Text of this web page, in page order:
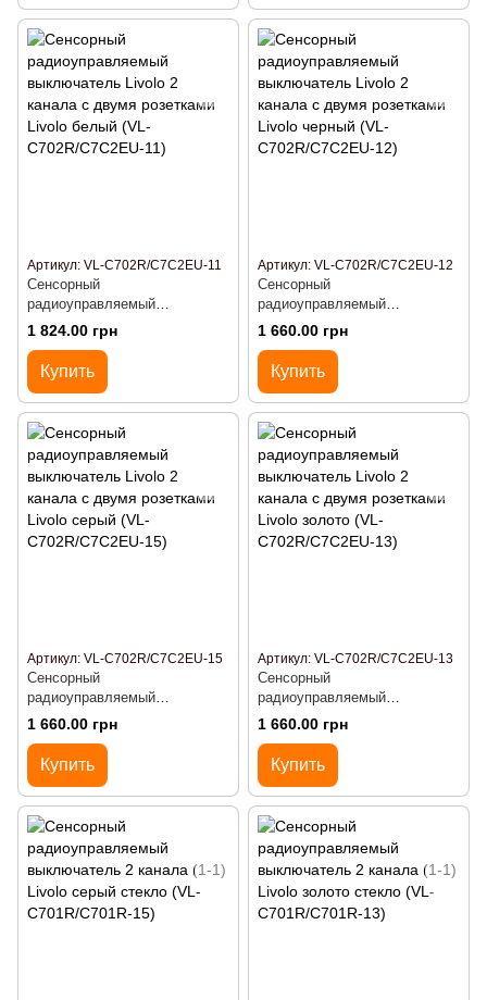
Артикул: VL-C702R/C7C2EU-11
Сенсорный
радиоуправляемый
выключатель Livolo 2 канала
с двумя розетками Livolo
белый (VL-C702R/C7C2EU-11)
1 824.00 грн
Купить
Артикул: VL-C702R/C7C2EU-12
Сенсорный
радиоуправляемый
выключатель Livolo 2 канала
с двумя розетками Livolo
черный (VL-C702R/C7C2EU-
12)
1 660.00 грн
Купить
Артикул: VL-C702R/C7C2EU-15
Сенсорный
радиоуправляемый
выключатель Livolo 2 канала
с двумя розетками Livolo
серый (VL-C702R/C7C2EU-15)
1 660.00 грн
Купить
Артикул: VL-C702R/C7C2EU-13
Сенсорный
радиоуправляемый
выключатель Livolo 2 канала
с двумя розетками Livolo
золото (VL-C702R/C7C2EU-13)
1 660.00 грн
Купить